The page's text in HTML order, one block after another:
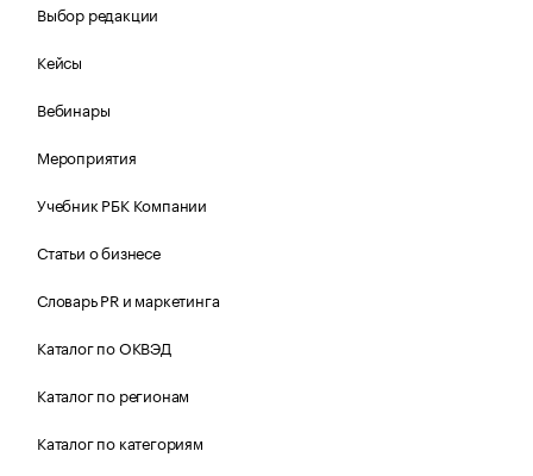
Выбор редакции
Кейсы
Вебинары
Мероприятия
Учебник РБК Компании
Статьи о бизнесе
Словарь PR и маркетинга
Каталог по ОКВЭД
Каталог по регионам
Каталог по категориям